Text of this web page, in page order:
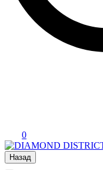
0
Назад